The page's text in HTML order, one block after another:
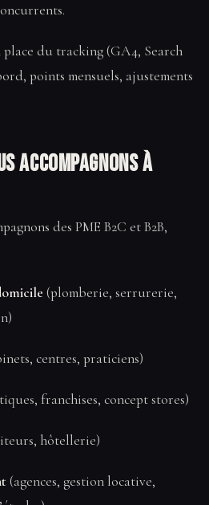
place du tracking (GA4, Search
points mensuels, ajustements
accompagnons à
des PME B2C et B2B,
(plomberie, serrurerie,
centres, praticiens)
franchises, concept stores)
hôtellerie)
(agences, gestion locative,